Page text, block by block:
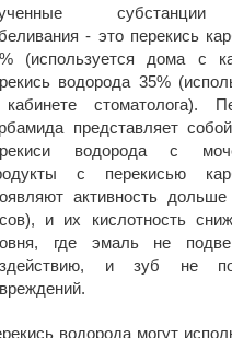
- это перекись
(используется дома с
водорода 35%
стоматолога).
представляет
водорода с
с перекисью
активность
и их кислотность
где эмаль не
и зуб не
водорода могут